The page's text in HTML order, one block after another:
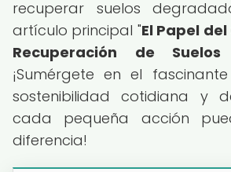
recuperar suelos
artículo principal "El Papel
Recuperación de Suelos
¡Sumérgete en el
sostenibilidad cotidiana y
cada pequeña acción
diferencia!